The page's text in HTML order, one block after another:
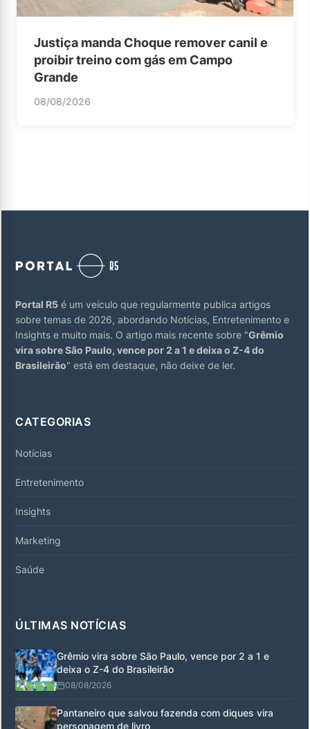
Justiça manda Choque remover canil e
proibir treino com gás em Campo
Grande
08/08/2026
Portal R5 é um veículo que regularmente publica artigos
sobre temas de 2026, abordando Notícias, Entretenimento e
Insights e muito mais. O artigo mais recente sobre "Grêmio
vira sobre São Paulo, vence por 2 a 1 e deixa o Z-4 do
Brasileirão" está em destaque, não deixe de ler.
CATEGORIAS
Notícias
Entretenimento
Insights
Marketing
Saúde
ÚLTIMAS NOTÍCIAS
Grêmio vira sobre São Paulo, vence por 2 a 1 e
deixa o Z-4 do Brasileirão
08/08/2026
Pantaneiro que salvou fazenda com diques vira
personagem de livro